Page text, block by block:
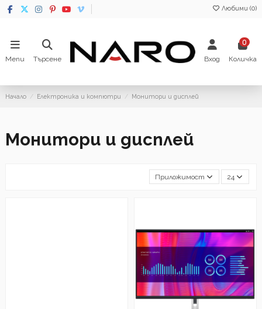
Любими (0)
Menu Търсене Вход
0
Количка
Начало Електроника и компютри Монитори и дисплей
Монитори и дисплей
Приложимост 24